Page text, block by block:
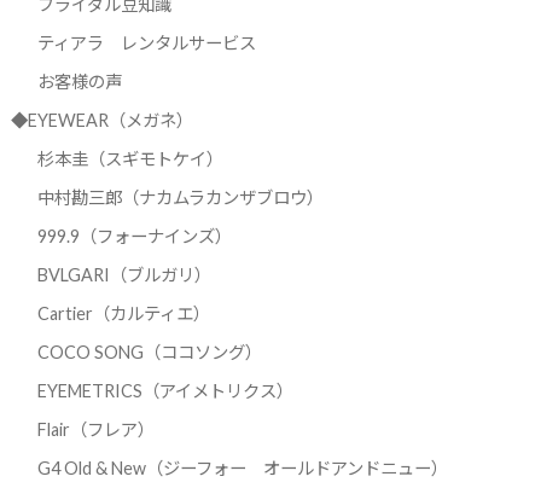
ブライダル豆知識
ティアラ レンタルサービス
お客様の声
◆EYEWEAR（メガネ）
杉本圭（スギモトケイ）
中村勘三郎（ナカムラカンザブロウ）
999.9（フォーナインズ）
BVLGARI（ブルガリ）
Cartier（カルティエ）
COCO SONG（ココソング）
EYEMETRICS（アイメトリクス）
Flair（フレア）
G4 Old & New（ジーフォー オールドアンドニュー）